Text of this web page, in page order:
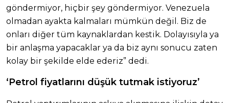
göndermiyor, hiçbir şey göndermiyor. Venezuela
olmadan ayakta kalmaları mümkün değil. Biz de
onları diğer tüm kaynaklardan kestik. Dolayısıyla ya
bir anlaşma yapacaklar ya da biz aynı sonucu zaten
kolay bir şekilde elde ederiz” dedi.
‘Petrol fiyatlarını düşük tutmak istiyoruz’